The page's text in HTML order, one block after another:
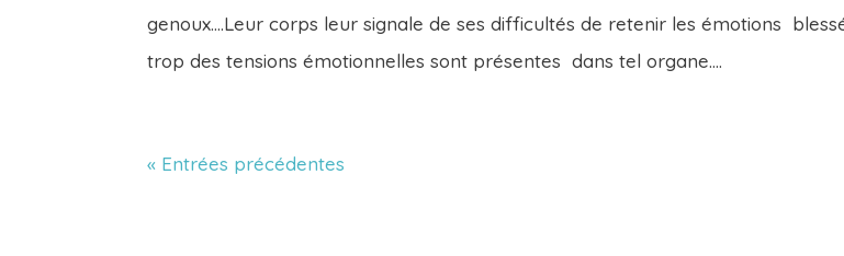
genoux….Leur corps leur signale de ses difficultés de retenir les émotions
trop des tensions émotionnelles sont présentes dans tel organe....
« Entrées précédentes